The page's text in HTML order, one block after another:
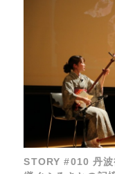
STORY #010 丹